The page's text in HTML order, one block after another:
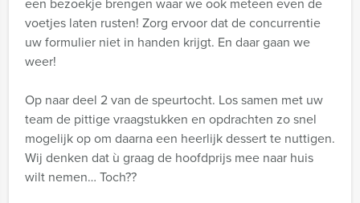
voetjes laten rusten! Zorg ervoor dat de concurrentie
uw formulier niet in handen krijgt. En daar gaan we
weer!
Op naar deel 2 van de speurtocht. Los samen met uw
team de pittige vraagstukken en opdrachten zo snel
mogelijk op om daarna een heerlijk dessert te nuttigen.
Wij denken dat ù graag de hoofdprijs mee naar huis
wilt nemen… Toch??